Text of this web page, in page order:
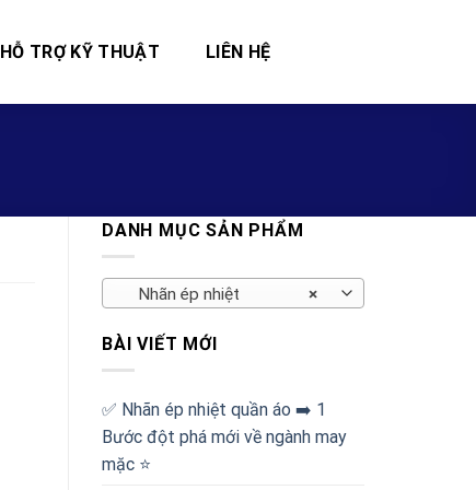
HỖ TRỢ KỸ THUẬT LIÊN HỆ
DANH MỤC SẢN PHẨM
×
Nhãn ép nhiệt
BÀI VIẾT MỚI
✅‪ Nhãn ép nhiệt quần áo ➡️ 1
Bước đột phá mới về ngành may
mặc ⭐️